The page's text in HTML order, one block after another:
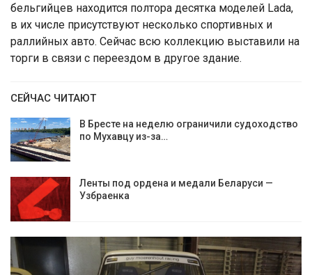
бельгийцев находится полтора десятка моделей Lada,
в их числе присутствуют несколько спортивных и
раллийных авто. Сейчас всю коллекцию выставили на
торги в связи с переездом в другое здание.
СЕЙЧАС ЧИТАЮТ
В Бресте на неделю ограничили судоходство
по Мухавцу из-за…
Ленты под ордена и медали Беларуси —
Узбраенка